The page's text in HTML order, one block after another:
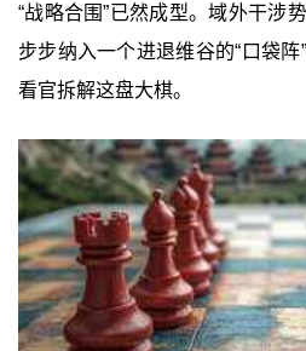
“战略合围”已然成型。域外干涉
步步纳入一个进退维谷的“口袋
看官拆解这盘大棋。